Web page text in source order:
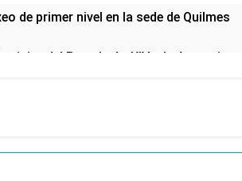
de primer nivel en la sede de Quilmes
visita del Papa León XIV a la Argentina